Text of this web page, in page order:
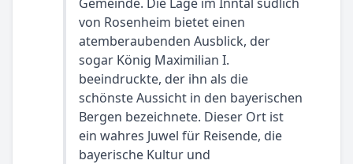
von Rosenheim bietet einen
atemberaubenden Ausblick, der
sogar König Maximilian I.
beeindruckte, der ihn als die
schönste Aussicht in den bayerischen
Bergen bezeichnete. Dieser Ort ist
ein wahres Juwel für Reisende, die
bayerische Kultur und